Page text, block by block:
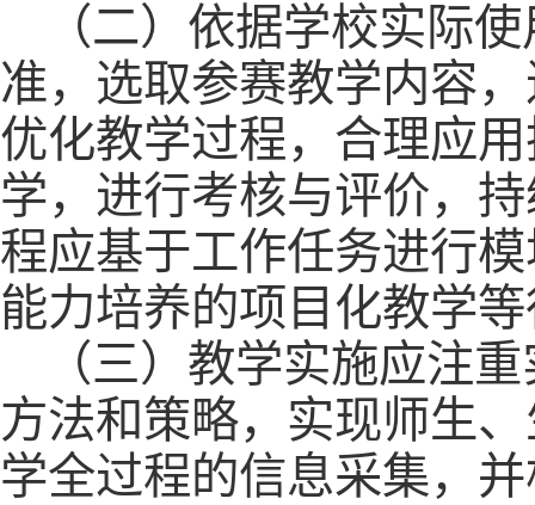
（二）依据学校实际
准，选取参赛教学内容
优化教学过程，合理应
学，进行考核与评价，
程应基于工作任务进行
能力培养的项目化教学
（三）教学实施应注
方法和策略，实现师生
学全过程的信息采集，